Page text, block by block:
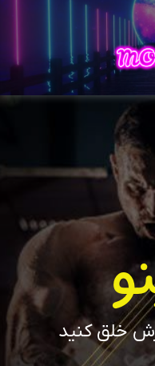
خلق کنید